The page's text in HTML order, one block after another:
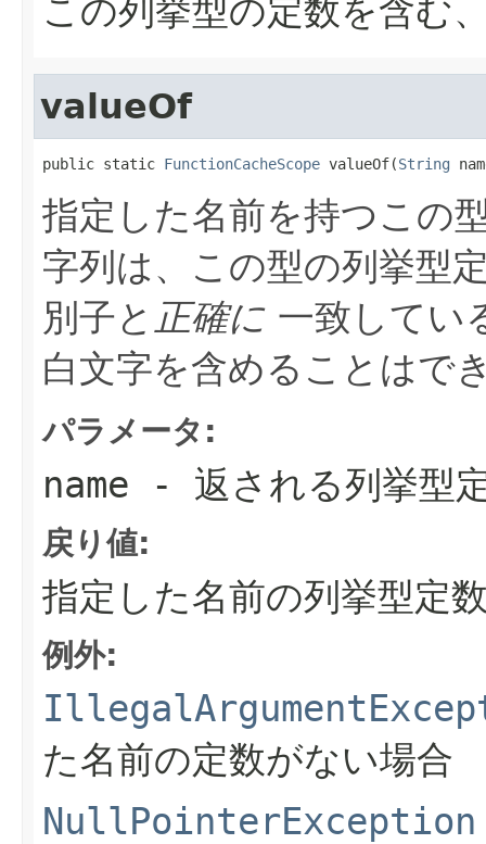
この列挙型の定数を含む
valueOf
public static FunctionCacheScope valueOf(String
指定した名前を持つこの
字列は、この型の列挙型
別子と 正確に 一致してい
白文字を含めることはで
パラメータ:
name - 返される列挙型
戻り値:
指定した名前の列挙型定
例外:
た名前の定数がない場合
NullPointerException